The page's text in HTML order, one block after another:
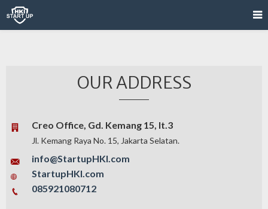
OUR ADDRESS
Creo Office, Gd. Kemang 15, lt.3
Jl. Kemang Raya No. 15, Jakarta Selatan.
info@StartupHKI.com
StartupHKI.com
085921080712